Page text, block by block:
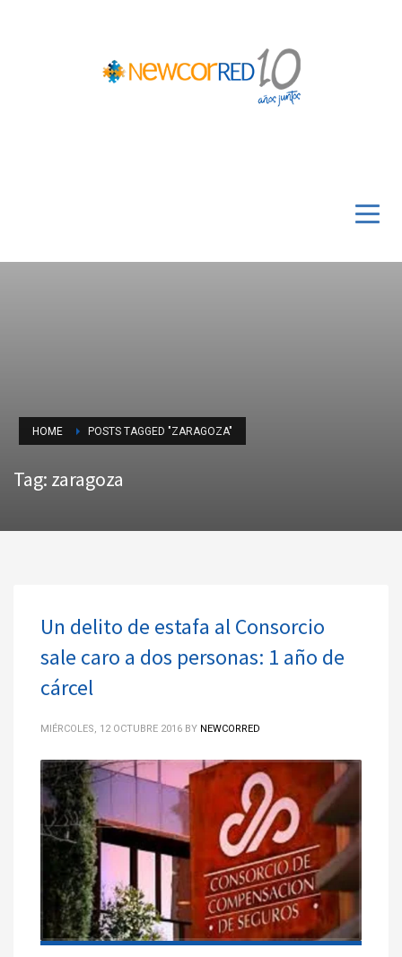
HOME POSTS TAGGED "ZARAGOZA"
Tag: zaragoza
Un delito de estafa al Consorcio
sale caro a dos personas: 1 año de
cárcel
MIÉRCOLES, 12 OCTUBRE 2016 BY NEWCORRED